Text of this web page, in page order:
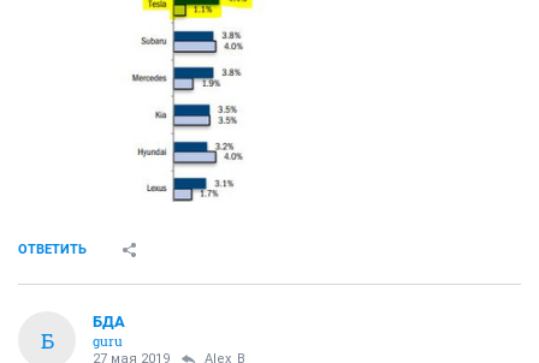
ОТВЕТИТЬ
Б
БДА
guru
27 мая 2019 Alex_B